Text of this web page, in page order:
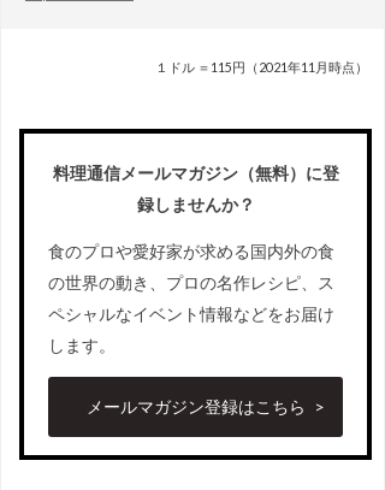
１ドル ＝115円（2021年11月時点）
料理通信メールマガジン（無料）に登
録しませんか？
食のプロや愛好家が求める国内外の食
の世界の動き、プロの名作レシピ、ス
ペシャルなイベント情報などをお届け
します。
メールマガジン登録はこちら